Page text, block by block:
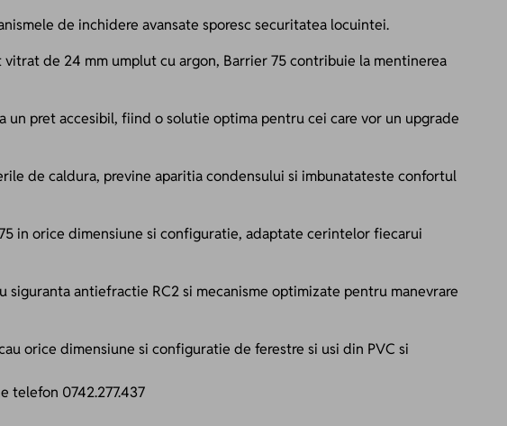
de inchidere avansate sporesc securitatea locuintei.
de 24 mm umplut cu argon, Barrier 75 contribuie la mentinerea
pret accesibil, fiind o solutie optima pentru cei care vor un upgrade
de caldura, previne aparitia condensului si imbunatateste confortul
in orice dimensiune si configuratie, adaptate cerintelor fiecarui
siguranta antiefractie RC2 si mecanisme optimizate pentru manevrare
orice dimensiune si configuratie de ferestre si usi din PVC si
telefon 0742.277.437